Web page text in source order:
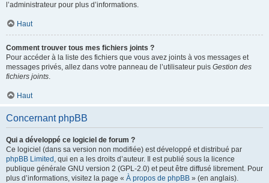
l’administrateur pour plus d’informations.
Haut
Comment trouver tous mes fichiers joints ?
Pour accéder à la liste des fichiers que vous avez joints à vos messages et
messages privés, allez dans votre panneau de l’utilisateur puis Gestion des
fichiers joints.
Haut
Concernant phpBB
Qui a développé ce logiciel de forum ?
Ce logiciel (dans sa version non modifiée) est développé et distribué par
phpBB Limited , qui en a les droits d’auteur. Il est publié sous la licence
publique générale GNU version 2 (GPL-2.0) et peut être diffusé librement. Pour
plus d’informations, visitez la page « À propos de phpBB » (en anglais).